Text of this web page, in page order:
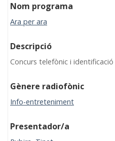
Nom programa
Ara per ara
Descripció
Concurs telefònic i
Gènere radiofònic
Info-entreteniment
Presentador/a